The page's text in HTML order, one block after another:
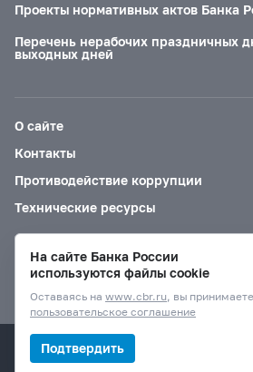
Проекты нормативных актов Банка
Перечень нерабочих праздничных
выходных дней
О сайте
Контакты
Противодействие коррупции
Технические ресурсы
Версия для слабовидящих
© Банк России, 2000–2026.
На сайте Банка России
используются файлы cookie
Оставаясь на www.cbr.ru, вы принимаете
пользовательское соглашение
Подтвердить